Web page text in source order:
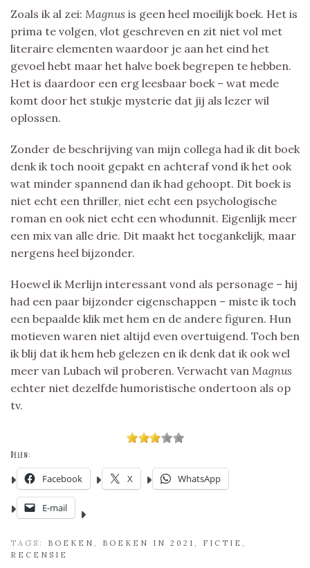
Zoals ik al zei: Magnus is geen heel moeilijk boek. Het is
prima te volgen, vlot geschreven en zit niet vol met
literaire elementen waardoor je aan het eind het
gevoel hebt maar het halve boek begrepen te hebben.
Het is daardoor een erg leesbaar boek – wat mede
komt door het stukje mysterie dat jij als lezer wil
oplossen.
Zonder de beschrijving van mijn collega had ik dit boek
denk ik toch nooit gepakt en achteraf vond ik het ook
wat minder spannend dan ik had gehoopt. Dit boek is
niet echt een thriller, niet echt een psychologische
roman en ook niet echt een whodunnit. Eigenlijk meer
een mix van alle drie. Dit maakt het toegankelijk, maar
nergens heel bijzonder.
Hoewel ik Merlijn interessant vond als personage – hij
had een paar bijzonder eigenschappen – miste ik toch
een bepaalde klik met hem en de andere figuren. Hun
motieven waren niet altijd even overtuigend. Toch ben
ik blij dat ik hem heb gelezen en ik denk dat ik ook wel
meer van Lubach wil proberen. Verwacht van Magnus
echter niet dezelfde humoristische ondertoon als op
tv.
Delen:
Facebook X WhatsApp
E-mail
TAGS: BOEKEN , BOEKEN IN 2021 , FICTIE ,
RECENSIE